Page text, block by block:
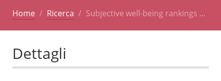
Home Ricerca Subjective well-being rankings …
Dettagli